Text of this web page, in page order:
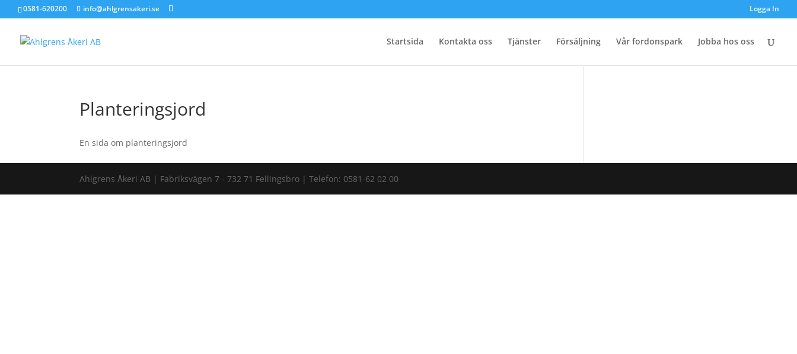
0581-620200 info@ahlgrensakeri.se Logga In
Startsida Kontakta oss Tjänster Försäljning Vår fordonspark Jobba hos oss
Planteringsjord
En sida om planteringsjord
Ahlgrens Åkeri AB | Fabriksvägen 7 - 732 71 Fellingsbro | Telefon: 0581-62 02 00